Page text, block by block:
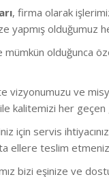
, firma olarak
yapmış olduğumuz
mümkün olduğunca
vizyonumuzu ve
kalitemizi her
için servis
ellere teslim etmeniz
bizi eşinize ve